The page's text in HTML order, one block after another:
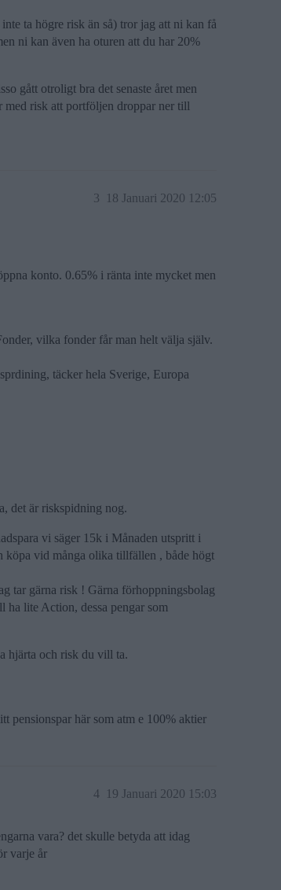
ta högre risk än så) tror jag att ni kan få
ni kan även ha oturen att du har 20%
gått otroligt bra det senaste året men
med risk att portföljen droppar ner till
18 Januari 2020 12:05
3
konto. 0.65% i ränta inte mycket men
vilka fonder får man helt välja själv.
täcker hela Sverige, Europa
det är riskspidning nog.
vi säger 15k i Månaden utspritt i
köpa vid många olika tillfällen , både högt
tar gärna risk ! Gärna förhoppningsbolag
lite Action, dessa pengar som
hjärta och risk du vill ta.
pensionspar här som atm e 100% aktier
19 Januari 2020 15:03
4
vara? det skulle betyda att idag
varje år